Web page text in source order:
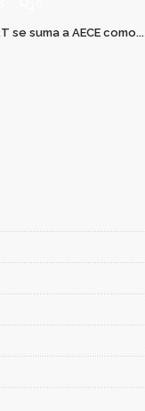
se suma a AECE como...